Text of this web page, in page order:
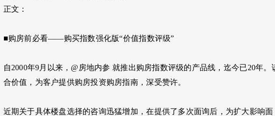
正文：
■购房前必看——购买指数强化版“价值指数评级”
自2000年9月以来，@房地内参 就推出购房指数评级的产品线，迄今已20年
合价值，为客户提供购房投资购房指南，深受赞许。
近期关于具体楼盘选择的咨询迅猛增加，在提供了多次面询后，为扩大影响